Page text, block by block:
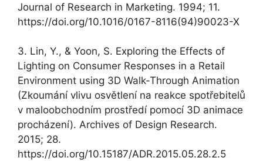
Journal of Research in Marketing. 1994; 11.
https://doi.org/10.1016/0167-8116(94)90023-X
3. Lin, Y., & Yoon, S. Exploring the Effects of
Lighting on Consumer Responses in a Retail
Environment using 3D Walk-Through Animation
(Zkoumání vlivu osvětlení na reakce spotřebitelů
v maloobchodním prostředí pomocí 3D animace
procházení). Archives of Design Research.
2015; 28.
https://doi.org/10.15187/ADR.2015.05.28.2.5